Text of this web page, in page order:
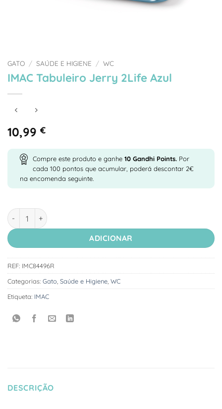
GATO / SAÚDE E HIGIENE / WC
IMAC Tabuleiro Jerry 2Life Azul
10,99 €
Compre este produto e ganhe 10 Gandhi Points. Por
cada 100 pontos que acumular, poderá descontar 2€
na encomenda seguinte.
Quantidade de IMAC Tabuleiro Jerry 2Life Azul
ADICIONAR
REF: IMC84496R
Categorias: Gato, Saúde e Higiene, WC
Etiqueta: IMAC
DESCRIÇÃO